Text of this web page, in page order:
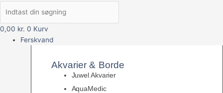
0,00 kr. 0 Kurv
Ferskvand
Akvarier & Borde
Juwel Akvarier
AquaMedic